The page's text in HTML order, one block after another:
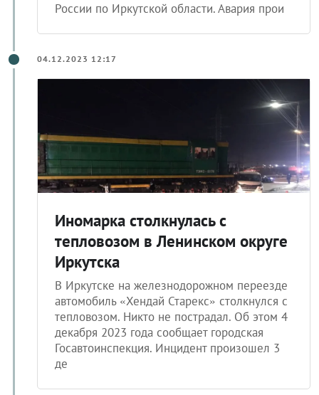
России по Иркутской области. Авария прои
04.12.2023 12:17
Иномарка столкнулась с
тепловозом в Ленинском округе
Иркутска
В Иркутске на железнодорожном переезде
автомобиль «Хендай Старекс» столкнулся с
тепловозом. Никто не пострадал. Об этом 4
декабря 2023 года сообщает городская
Госавтоинспекция. Инцидент произошел 3
де